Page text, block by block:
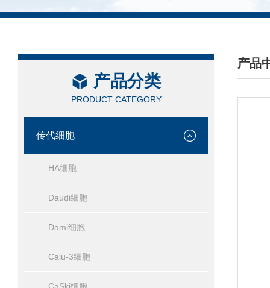
产品分类
PRODUCT CATEGORY
传代细胞
HA细胞
Daudi细胞
Dami细胞
Calu-3细胞
产品
/